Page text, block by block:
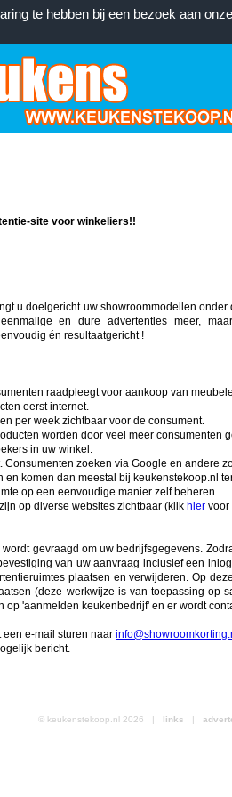
te hebben bij een bezoek aan
site voor winkeliers!!
u doelgericht uw showroommodellen
en dure advertenties meer,
én resultaatgericht !
raadpleegt voor aankoop van
eerst internet.
per week zichtbaar voor de consument.
worden door veel meer consumenten
in uw winkel.
Consumenten zoeken via Google en andere
en komen dan meestal bij keukenstekoop.nl
op een eenvoudige manier zelf beheren.
op diverse websites zichtbaar (klik hier voor
gevraagd om uw bedrijfsgegevens.
van uw aanvraag inclusief een
plaatsen en verwijderen. Op
(deze werkwijze is van toepassing op
op 'aanmelden keukenbedrijf' en er wordt
een e-mail sturen naar
bericht.
© keukenstekoop.nl 2026 | links |